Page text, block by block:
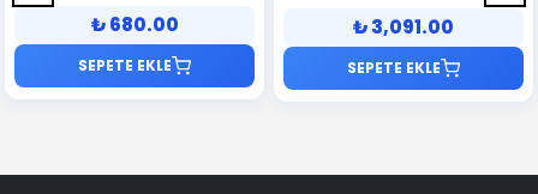
₺ 680.00
SEPETE EKLE
₺ 3,091.00
SEPETE EKLE